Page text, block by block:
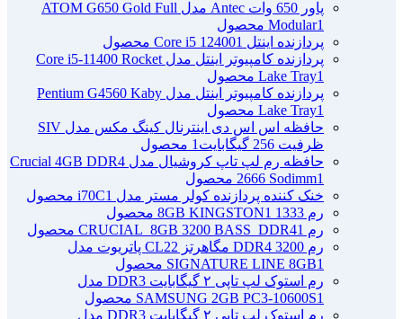
پاور 650 وات Antec مدل ATOM G650 Gold Full
Modular1 محصول
پردازنده اینتل Core i5 12400 1 محصول
پردازنده کامپیوتر اینتل مدل Core i5-11400 Rocket
Lake Tray1 محصول
پردازنده کامپیوتر اینتل مدل Pentium G4560 Kaby
Lake Tray1 محصول
حافظه اس اس دی اینترنال کینگ مکس مدل SIV
ظرفیت 256 گیگابایت
1 محصول
حافظه رم لپ تاپ کروشیال مدل Crucial 4GB DDR4
2666 Sodimm1 محصول
خنک کننده پردازنده کولر مستر مدل i70C 1 محصول
رم 1333 8GB KINGSTON
1 محصول
رم CRUCIAL_8GB 3200 BASS_DDR4 1 محصول
رم DDR4 3200 مگاهرتز CL22 پاتریوت مدل
SIGNATURE LINE 8GB1 محصول
رم استوک لپ تاپی ۲ گیگابایت DDR3 مدل
SAMSUNG 2GB PC3-10600S1 محصول
رم استوک لپ تاپی ۲ گیگابایت DDR3 مدل